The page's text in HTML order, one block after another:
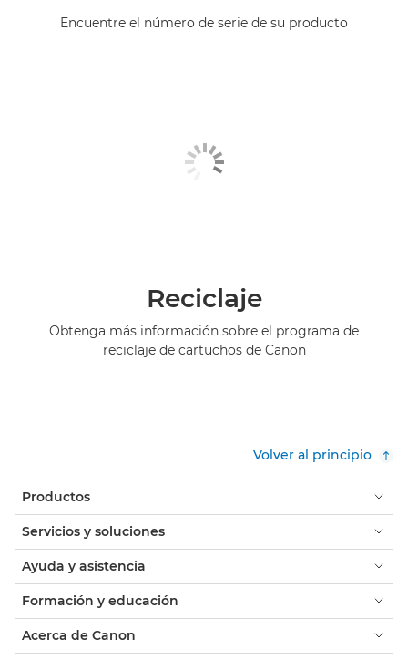
Encuentre el número de serie de su producto
Reciclaje
Obtenga más información sobre el programa de
reciclaje de cartuchos de Canon
Volver al principio
Productos
Servicios y soluciones
Ayuda y asistencia
Formación y educación
Acerca de Canon